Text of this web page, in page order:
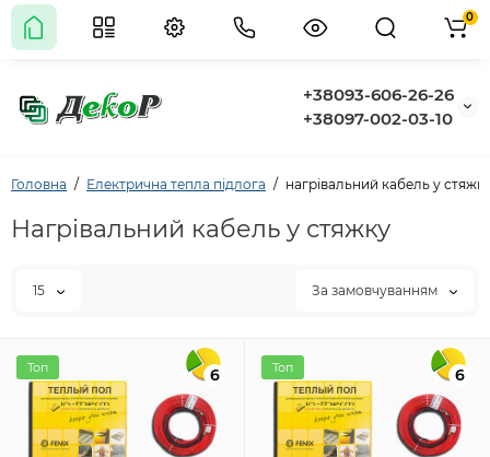
+38093-606-26-26
+38097-002-03-10
0
Головна Електрична тепла підлога нагрівальний кабель у
Нагрівальний кабель у стяжку
15 За замовчуванням
6
Топ 6
Топ